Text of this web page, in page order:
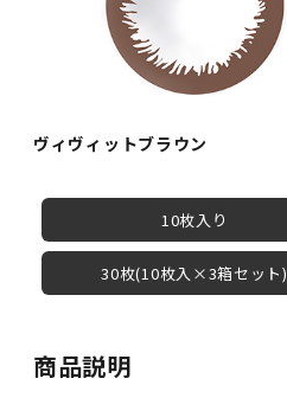
ヴィヴィットブラウン
10枚入り
30枚(10枚入×3箱セット)
商品説明